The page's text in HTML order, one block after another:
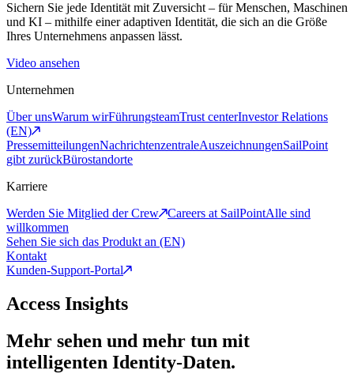
Sichern Sie jede Identität mit Zuversicht – für Menschen, Maschinen
und KI – mithilfe einer adaptiven Identität, die sich an die Größe
Ihres Unternehmens anpassen lässt.
Video ansehen
Unternehmen
Über unsWarum wirFührungsteamTrust centerInvestor Relations
(EN)
PressemitteilungenNachrichtenzentraleAuszeichnungenSailPoint
gibt zurückBürostandorte
Karriere
Werden Sie Mitglied der Crew
Careers at SailPointAlle sind
willkommen
Sehen Sie sich das Produkt an (EN)
Kontakt
Kunden-Support-Portal
Access Insights
Mehr sehen und mehr tun mit
intelligenten Identity-Daten.